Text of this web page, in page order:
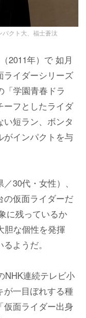
パクト大、福士蒼汰
2011年）で 如月
ライダーシリーズ
「学園青春ドラ
ーフとしたライダ
短ラン、ボンタ
がインパクトを与
30代・女性）、
の仮面ライダーだ
に残っているか
胆な個性を発揮
ようだ。
NHK連続テレビ小
が一目ぼれする種
面ライダー出身